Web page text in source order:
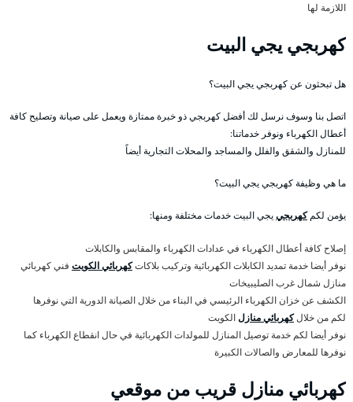
اللازمة لها
كهربجي يجي البيت
هل تبحثون عن كهربجي يجي البيت؟
اتصل بنا وسوف نرسل لك أفضل كهربجي ذو خبرة ممتازة ويعمل على صيانة وتصليح كافة
أعطال الكهرباء ونوفر خدماتنا:
للمنازل والشقق والفلل والمساجد والمحلات التجارية أيضاً
ما هي وظيفة كهربجي يجي البيت؟
يؤمن لكمكهربجييجي البيت خدمات مختلفة ومنها:
إصلاح كافة أعطال الكهرباء في عدادات الكهرباء والمقابس والكابلات
نوفر أيضا خدمة تمديد الكابلات الكهربائية وتركيب بلاكاتكهربائي الكويت فني كهربائي
منازل شمال غرب الصليبيخات
الكشف عن خزان الكهرباء الرئيسي في البناء من خلال الصيانة الدورية التي نوفرها
لكم من خلالكهربائي منازلالكويت
نوفر أيضا لكم خدمة توصيل المنازل للمولدات الكهربائية في حال انقطاع الكهرباء كما
نوفرها للمعارض والصالات الكبيرة
كهربائي منازل قريب من موقعي